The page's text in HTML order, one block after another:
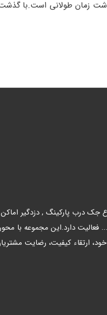
زمان طولانی است.با
جک درب پارکینگ , دزدگیر
فعالیت دارد.این مجموعه با
ارتقاء کیفیت، رضایت